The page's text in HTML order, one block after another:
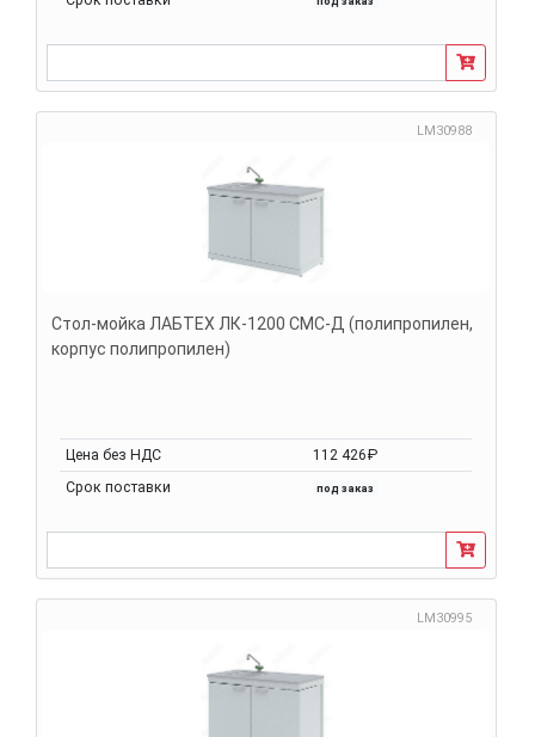
LM30988
Стол-мойка ЛАБТЕХ ЛК-1200 СМС-Д (полипропилен,
корпус полипропилен)
Цена без НДС
112 426₽
Срок поставки
под заказ
LM30995